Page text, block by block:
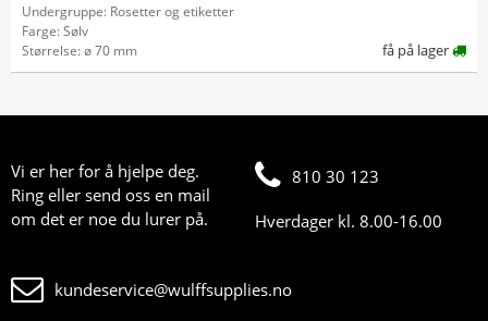
Undergruppe: Rosetter og etiketter
Farge: Sølv
Størrelse: ø 70 mm
få på lager
Vi er her for å hjelpe deg.
Ring eller send oss en mail
om det er noe du lurer på.
810 30 123
Hverdager kl. 8.00-16.00
kundeservice@wulffsupplies.no